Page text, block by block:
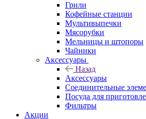
Грили
Кофейные станции
Мультивыпечки
Мясорубки
Мельницы и штопоры
Чайники
Аксессуары
Назад
Аксессуары
Соединительные
Посуда для
Фильтры
Акции